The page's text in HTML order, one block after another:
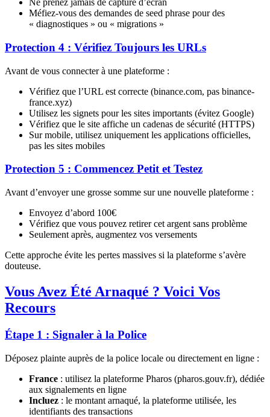
Ne prenez jamais de capture d’écran
Méfiez-vous des demandes de seed phrase pour des
« diagnostiques » ou « migrations »
Protection 4 : Vérifiez Toujours les URLs
Avant de vous connecter à une plateforme :
Vérifiez que l’URL est correcte (binance.com, pas binance-
france.xyz)
Utilisez les signets pour les sites importants (évitez Google)
Vérifiez que le site affiche un cadenas de sécurité (HTTPS)
Sur mobile, utilisez uniquement les applications officielles,
pas les sites mobiles
Protection 5 : Commencez Petit et Testez
Avant d’envoyer une grosse somme sur une nouvelle plateforme :
Envoyez d’abord 100€
Vérifiez que vous pouvez retirer cet argent sans problème
Seulement après, augmentez vos versements
Cette approche évite les pertes massives si la plateforme s’avère
douteuse.
Vous Avez Été Arnaqué ? Voici Vos
Recours
Étape 1 : Signaler à la Police
Déposez plainte auprès de la police locale ou directement en ligne :
France : utilisez la plateforme Pharos (pharos.gouv.fr), dédiée
aux signalements en ligne
Incluez : le montant arnaqué, la plateforme utilisée, les
identifiants des transactions